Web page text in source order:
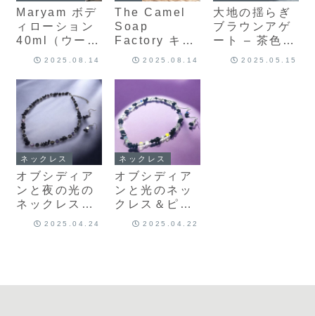
Maryam ボデ
ィローション
40ml（ウード
の香り）2025.08.14
The Camel
Soap
Factory キャ
メルミルクソ
類からお好き
な香りをお選
びいただけま
す★
2025.08.14
大地の揺らぎ
ブラウンアゲ
ート – 茶色天
然石の軽やか
2025.05.15
ネックレス
オブシディア
ンと夜の光の
ネックレス＆
ピアス – 闇色
2025.04.24
ネックレス
オブシディア
ンと光のネッ
クレス＆ピア
ス – 闇色スト
2025.04.22